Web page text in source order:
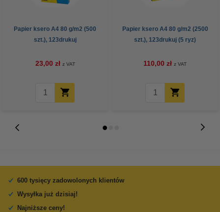
Papier ksero A4 80 g/m2 (500
szt.), 123drukuj
23,00 zł z VAT
Papier ksero A4 80 g/m2 (2500
szt.), 123drukuj (5 ryz)
110,00 zł z VAT
600 tysięcy zadowolonych klientów
Wysyłka już dzisiaj!
Najniższe ceny!